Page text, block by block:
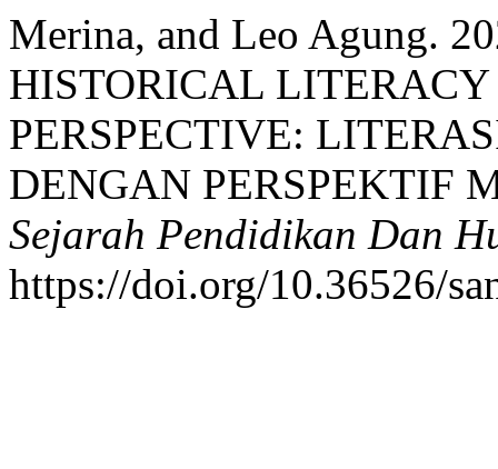
Merina, and Leo Agung.
HISTORICAL
PERSPECTIVE:
DENGAN PERSPEKTIF
Sejarah Pendidikan Dan
https://doi.org/10.36526/